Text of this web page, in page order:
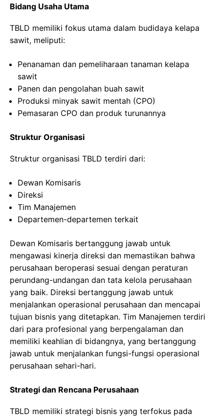
Bidang Usaha Utama
TBLD memiliki fokus utama dalam budidaya kelapa
sawit, meliputi:
Penanaman dan pemeliharaan tanaman kelapa
sawit
Panen dan pengolahan buah sawit
Produksi minyak sawit mentah (CPO)
Pemasaran CPO dan produk turunannya
Struktur Organisasi
Struktur organisasi TBLD terdiri dari:
Dewan Komisaris
Direksi
Tim Manajemen
Departemen-departemen terkait
Dewan Komisaris bertanggung jawab untuk
mengawasi kinerja direksi dan memastikan bahwa
perusahaan beroperasi sesuai dengan peraturan
perundang-undangan dan tata kelola perusahaan
yang baik. Direksi bertanggung jawab untuk
menjalankan operasional perusahaan dan mencapai
tujuan bisnis yang ditetapkan. Tim Manajemen terdiri
dari para profesional yang berpengalaman dan
memiliki keahlian di bidangnya, yang bertanggung
jawab untuk menjalankan fungsi-fungsi operasional
perusahaan sehari-hari.
Strategi dan Rencana Perusahaan
TBLD memiliki strategi bisnis yang terfokus pada